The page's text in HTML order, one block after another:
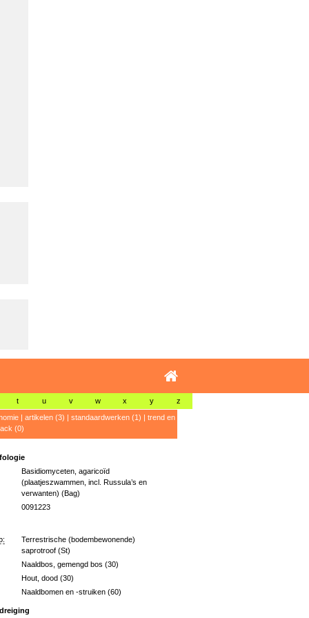
t u v w x y z
| artikelen (3) | standaardwerken (1) | trend en
(0)
Basidiomyceten, agaricoïd
(plaatjeszwammen, incl. Russula’s en
verwanten) (Bag)
0091223
Terrestrische (bodembewonende)
saprotroof (St)
Naaldbos, gemengd bos (30)
Hout, dood (30)
Naaldbomen en -struiken (60)